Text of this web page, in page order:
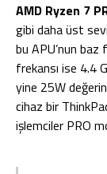
AMD Ryzen 7
gibi daha üst
bu APU’nun
frekansı ise 4.4
yine 25W
cihaz bir
işlemciler PRO